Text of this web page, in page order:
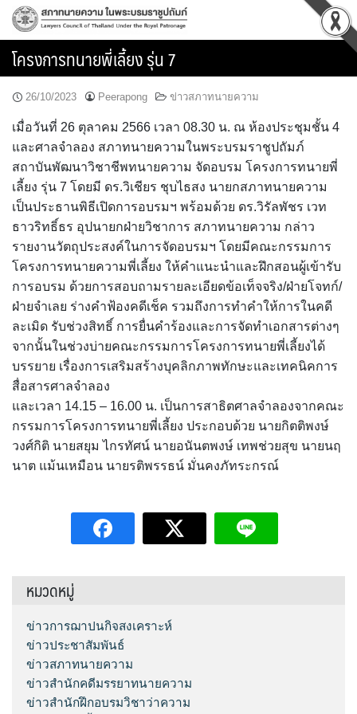
Skip
content
โครงการทนายพี่เลี้ยง รุ่น 7
26/10/2023 Peerapong ข่าวสภาทนายความ
เมื่อวันที่ 26 ตุลาคม 2566 เวลา 08.30 น. ณ ห้องประชุมชั้น 4
และศาลจำลอง สภาทนายความในพระบรมราชูปถัมภ์
สถาบันพัฒนาวิชาชีพทนายความ จัดอบรม โครงการทนายพี่
เลี้ยง รุ่น 7 โดยมี ดร.วิเชียร ชุบไธสง นายกสภาทนายความ
เป็นประธานพิธีเปิดการอบรมฯ พร้อมด้วย ดร.วิรัลพัชร เวท
ธาวริทธิ์ธร อุปนายกฝ่ายวิชาการ สภาทนายความ กล่าว
รายงานวัตถุประสงค์ในการจัดอบรมฯ โดยมีคณะกรรมการ
โครงการทนายความพี่เลี้ยง ให้คำแนะนำและฝึกสอนผู้เข้ารับ
การอบรม ด้วยการสอบถามรายละเอียดข้อเท็จจริง/ฝ่ายโจทก์/
ฝ่ายจำเลย ร่างคำฟ้องคดีเช็ค รวมถึงการทำคำให้การในคดี
ละเมิด รับช่วงสิทธิ์ การยื่นคำร้องและการจัดทำเอกสารต่างๆ
จากนั้นในช่วงบ่ายคณะกรรมการโครงการทนายพี่เลี้ยงได้
บรรยาย เรื่องการเสริมสร้างบุคลิกภาพทักษะและเทคนิคการ
สื่อสารศาลจำลอง
และเวลา 14.15 – 16.00 น. เป็นการสาธิตศาลจำลองจากคณะ
กรรมการโครงการทนายพี่เลี้ยง ประกอบด้วย นายกิตติพงษ์
วงศ์กิติ นายสยุม ไกรทัศน์ นายอนันตพงษ์ เทพช่วยสุข นายนฤ
นาต แม้นเหมือน นายรติพรรธน์ มั่นคงภัทระกรณ์
หมวดหมู่
ข่าวการฌาปนกิจสงเคราะห์
ข่าวประชาสัมพันธ์
ข่าวสภาทนายความ
ข่าวสำนักคดีมรรยาทนายความ
ข่าวสำนักฝึกอบรมวิชาว่าความ